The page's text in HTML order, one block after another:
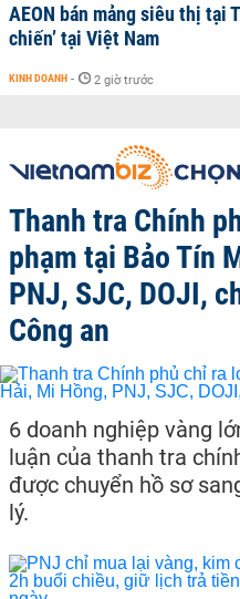
AEON bán mảng siêu thị tại
chiến’ tại Việt Nam
KINH DOANH - 2 giờ trước
Thanh tra Chính
phạm tại Bảo Tín
PNJ, SJC, DOJI,
Công an
6 doanh nghiệp vàng
luận của thanh tra
được chuyển hồ sơ
lý.